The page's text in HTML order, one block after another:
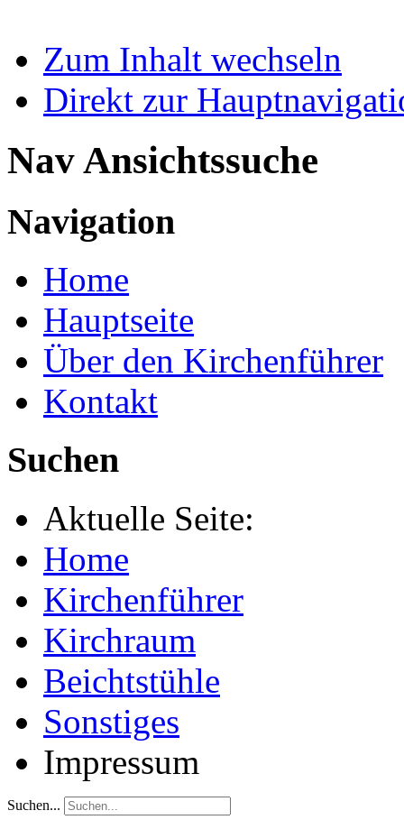
Zum Inhalt wechseln
Direkt zur
Nav Ansichtssuche
Navigation
Home
Hauptseite
Über den Kirchenführer
Kontakt
Suchen
Aktuelle Seite:
Home
Kirchenführer
Kirchraum
Beichtstühle
Sonstiges
Impressum
Suchen...